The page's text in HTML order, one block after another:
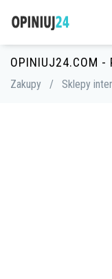
OPINIUJ24.COM -
Zakupy / Sklepy